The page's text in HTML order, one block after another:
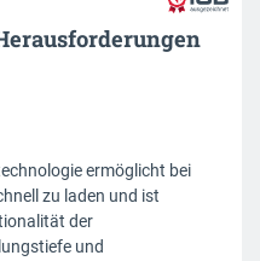
ermöglicht bei
zu laden und ist
der
und